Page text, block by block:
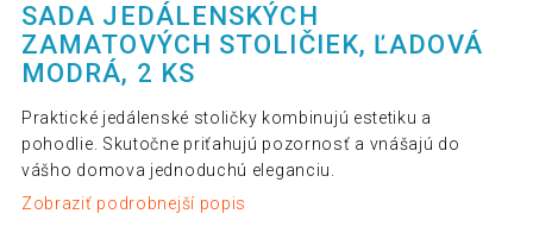
SADA JEDÁLENSKÝCH
ZAMATOVÝCH STOLIČIEK, ĽADOVÁ
MODRÁ, 2 KS
Praktické jedálenské stoličky kombinujú estetiku a
pohodlie. Skutočne priťahujú pozornosť a vnášajú do
vášho domova jednoduchú eleganciu.
Zobraziť podrobnejší popis